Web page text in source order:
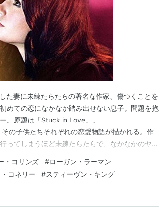
に未練たらたらの著名な作家、傷つくことを
めての恋になかなか踏み出せない息子。問題を抱
。原題は「Stuck in Love」。
の子供たちそれぞれの恋愛物語が描かれる。作
ってしまうほど未練たらたらで、なかなかのヤバ
ないでいる。 それに加えて、作家の家らしい独
もたち…
・コリンズ #ローガン・ラーマン
コネリー #スティーヴン・キング